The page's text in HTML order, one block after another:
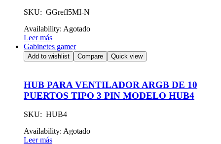
SKU: GGrefl5MI-N
Availability: Agotado
Leer más
Gabinetes gamer
Add to wishlist Compare Quick view
HUB PARA VENTILADOR ARGB DE 10
PUERTOS TIPO 3 PIN MODELO HUB4
SKU: HUB4
Availability: Agotado
Leer más